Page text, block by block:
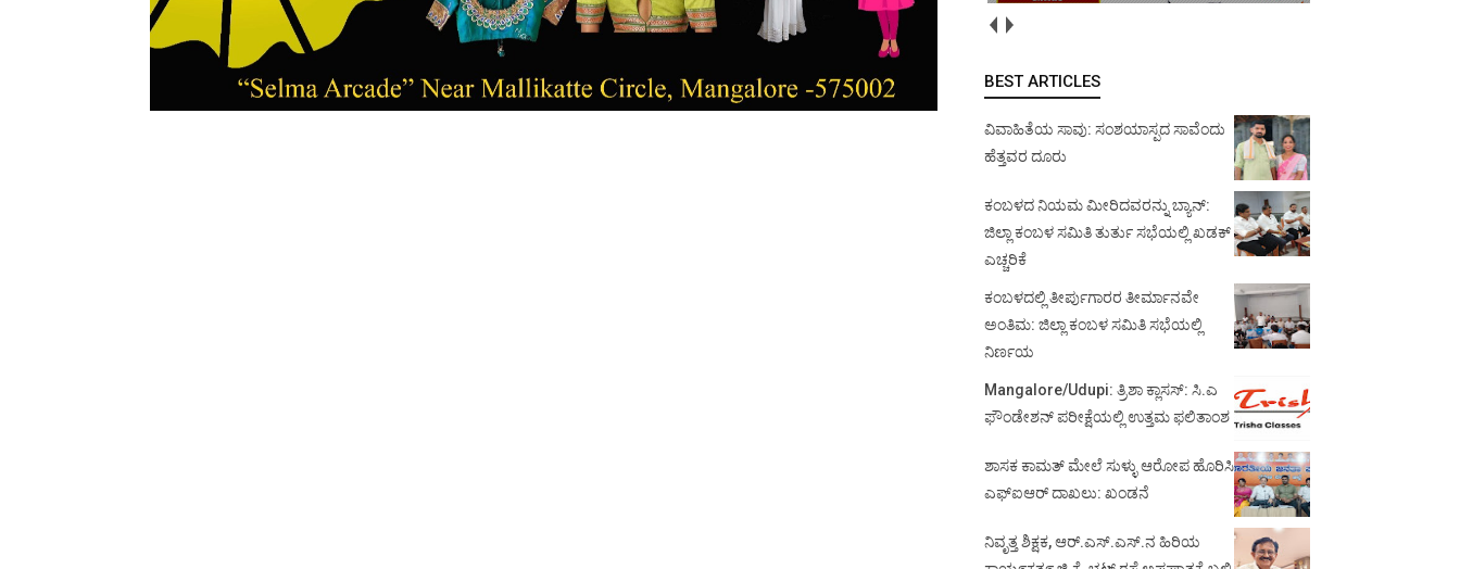
BEST ARTICLES
ವಿವಾಹಿತೆಯ ಸಾವು: ಸಂಶಯಾಸ್ಪದ ಸಾವೆಂದು
ಹೆತ್ತವರ ದೂರು
ಕಂಬಳದ ನಿಯಮ ಮೀರಿದವರನ್ನು ಬ್ಯಾನ್:
ಜಿಲ್ಲಾ ಕಂಬಳ ಸಮಿತಿ ತುರ್ತು ಸಭೆಯಲ್ಲಿ ಖಡಕ್
ಎಚ್ಚರಿಕೆ
ಕಂಬಳದಲ್ಲಿ ತೀರ್ಪುಗಾರರ ತೀರ್ಮಾನವೇ
ಅಂತಿಮ: ಜಿಲ್ಲಾ ಕಂಬಳ ಸಮಿತಿ ಸಭೆಯಲ್ಲಿ
ನಿರ್ಣಯ
Mangalore/Udupi: ತ್ರಿಶಾ ಕ್ಲಾಸಸ್: ಸಿ.ಎ
ಫೌಂಡೇಶನ್ ಪರೀಕ್ಷೆಯಲ್ಲಿ ಉತ್ತಮ ಫಲಿತಾಂಶ
ಶಾಸಕ ಕಾಮತ್ ಮೇಲೆ ಸುಳ್ಳು ಆರೋಪ ಹೊರಿಸಿ
ಎಫ್‌ಐಆರ್ ದಾಖಲು: ಖಂಡನೆ
ನಿವೃತ್ತ ಶಿಕ್ಷಕ, ಆರ್.ಎಸ್.ಎಸ್.ನ ಹಿರಿಯ